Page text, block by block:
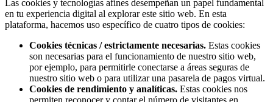
Las cookies y tecnologías afines desempeñan un papel fundamental
en tu experiencia digital al explorar este sitio web. En esta
plataforma, hacemos uso específico de cuatro tipos de cookies:
Cookies técnicas / estrictamente necesarias. Estas cookies
son necesarias para el funcionamiento de nuestro sitio web,
por ejemplo, para permitirle conectarse a áreas seguras de
nuestro sitio web o para utilizar una pasarela de pagos virtual.
Cookies de rendimiento y analíticas. Estas cookies nos